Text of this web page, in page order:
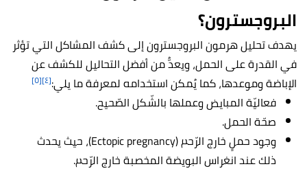
البروجسترون؟
يهدف تحليل هرمون البروجسترون إلى كشف المشاكل التي تؤثر
في القدرة على الحمل، ويعدُّ من أفضل التحاليل للكشف عن
الإباضة وموعدها، كما يُمكن استخدامه لمعرفة ما يلي:[٤] [٥]
فعاليّة المبايض وعملها بالشّكل الصّحيح.
صحّة الحمل.
وجود حملٍ خارج الرّحم (Ectopic pregnancy)، حيث يحدث
ذلك عند انغراس البويضة المخصبة خارج الرّحم.